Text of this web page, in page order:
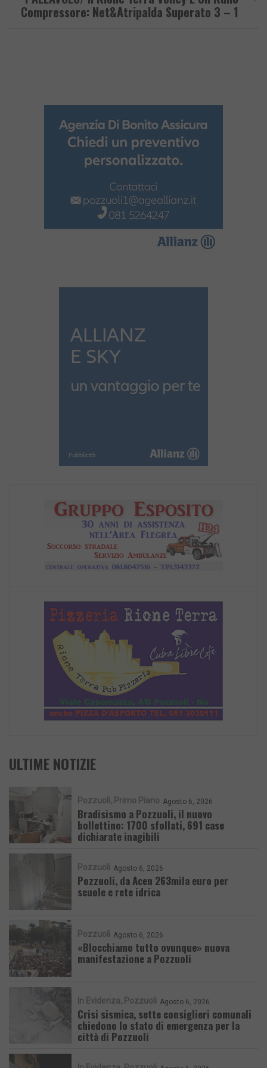
Compressore: Net&Atripalda Superato 3 – 1
ULTIME NOTIZIE
Pozzuoli Primo Piano Agosto 6, 2026
Bradisismo a Pozzuoli, il nuovo
bollettino: 1700 sfollati, 691 case
dichiarate inagibili
Pozzuoli Agosto 6, 2026
Pozzuoli, da Acen 263mila euro per
scuole e rete idrica
Pozzuoli Agosto 6, 2026
«Blocchiamo tutto ovunque» nuova
manifestazione a Pozzuoli
In Evidenza Pozzuoli Agosto 6, 2026
Crisi sismica, sette consiglieri comunali
chiedono lo stato di emergenza per la
città di Pozzuoli